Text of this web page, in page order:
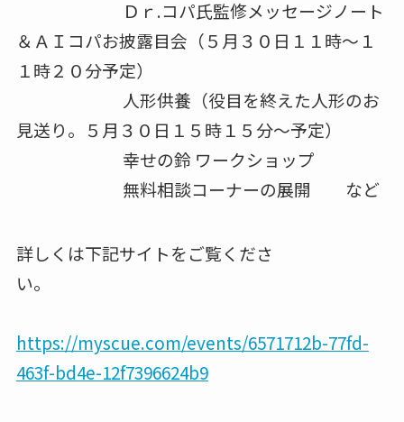
Ｄｒ.コパ氏監修メッセージノート
＆ＡＩコパお披露目会（５月３０日１１時～１
１時２０分予定）
人形供養（役目を終えた人形のお
見送り。５月３０日１５時１５分～予定）
幸せの鈴 ワークショップ
無料相談コーナーの展開 など
詳しくは下記サイトをご覧くださ
い。
https://myscue.com/events/6571712b-77fd-
463f-bd4e-12f7396624b9